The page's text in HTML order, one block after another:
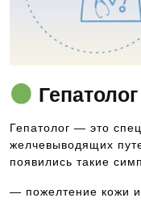
Гепатолог
Гепатолог — это
желчевыводящих
появились такие
— пожелтение кожи